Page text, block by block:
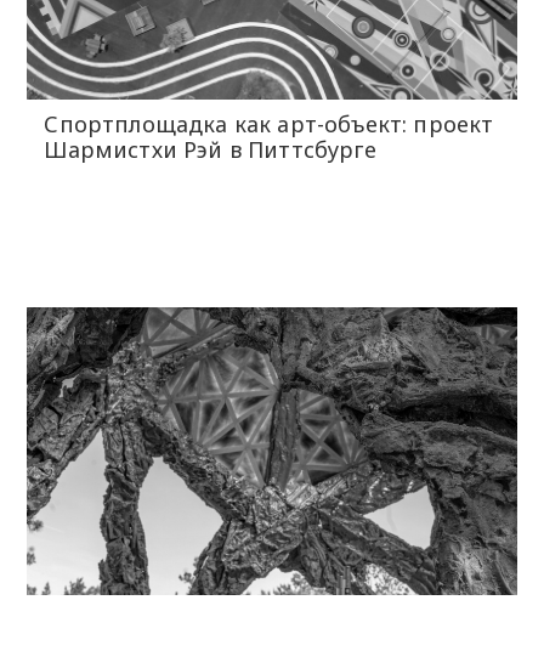
Спортплощадка как арт-объект: проект
Шармистхи Рэй в Питтсбурге